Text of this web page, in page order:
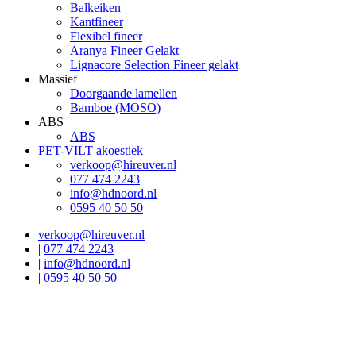
Balkeiken
Kantfineer
Flexibel fineer
Aranya Fineer Gelakt
Lignacore Selection Fineer gelakt
Massief
Doorgaande lamellen
Bamboe (MOSO)
ABS
ABS
PET-VILT akoestiek
verkoop@hireuver.nl
077 474 2243
info@hdnoord.nl
0595 40 50 50
verkoop@hireuver.nl
| 077 474 2243
| info@hdnoord.nl
| 0595 40 50 50